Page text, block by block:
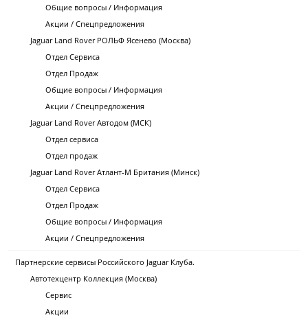
Общие вопросы / Информация
Акции / Спецпредложения
Jaguar Land Rover РОЛЬФ Ясенево (Москва)
Отдел Сервиса
Отдел Продаж
Общие вопросы / Информация
Акции / Спецпредложения
Jaguar Land Rover Автодом (МСК)
Отдел сервиса
Отдел продаж
Jaguar Land Rover Атлант-М Британия (Минск)
Отдел Сервиса
Отдел Продаж
Общие вопросы / Информация
Акции / Спецпредложения
Партнерские сервисы Российского Jaguar Клуба.
Автотехцентр Коллекция (Москва)
Сервис
Акции